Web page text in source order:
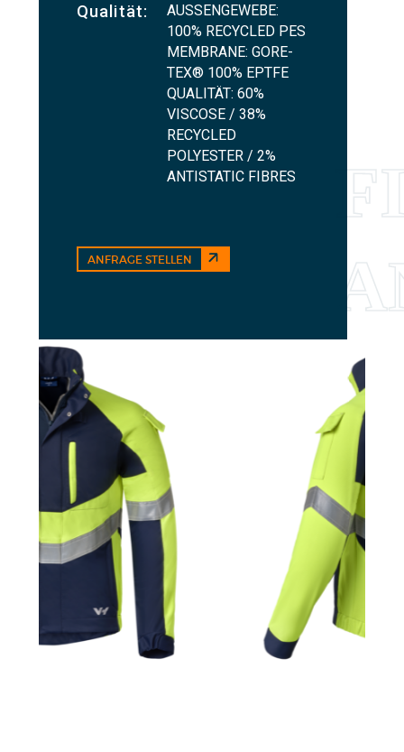
Qualität:
AUSSENGEWEBE:
100% RECYCLED PES
MEMBRANE: GORE-
TEX® 100% EPTFE
QUALITÄT: 60%
VISCOSE / 38%
RECYCLED
POLYESTER / 2%
ANTISTATIC FIBRES
ANFRAGE STELLEN